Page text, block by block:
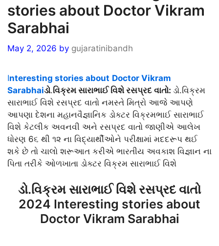
stories about Doctor Vikram
Sarabhai
May 2, 2026 by gujaratinibandh
Interesting stories about Doctor Vikram
Sarabhaiડો.વિક્રમ સારાભાઈ વિશે રસપ્રદ વાતો: ડો.વિક્રમ
સારાભાઈ વિશે રસપ્રદ વાતો નમસ્તે મિત્રો આજે આપણે
આપણા દેશના મહાનવૈજ્ઞાનિક ડોક્ટર વિક્રમભાઈ સારાભાઈ
વિશે કેટલીક અવનવી અને રસપ્રદ વાતો જાણીએ આલેખ
ધોરણ 6૬ થી ૧૨ ના વિદ્યાર્થીઓને પરીક્ષામાં મદદરૂપ થઈ
શકે છે તો ચાલો શરૂઆત કરીએ ભારતીય અવકાશ વિજ્ઞાન ના
પિતા તરીકે ઓળખાતા ડોક્ટર વિક્રમ સારાભાઈ વિશે
ડો.વિક્રમ સારાભાઈ વિશે રસપ્રદ વાતો
2024 Interesting stories about
Doctor Vikram Sarabhai